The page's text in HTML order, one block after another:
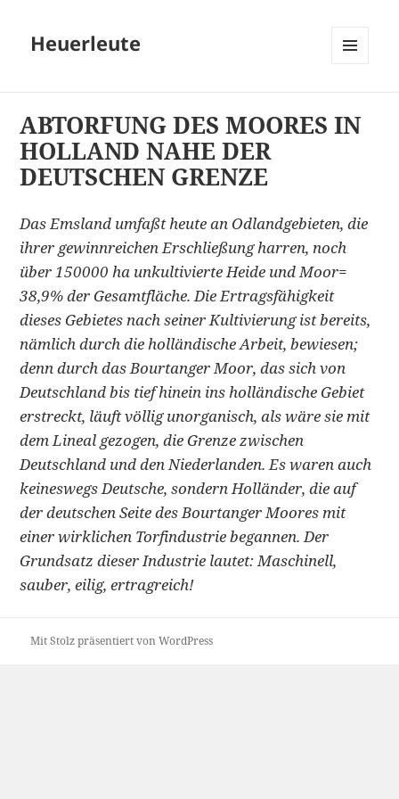
Heuerleute
ABTORFUNG DES MOORES IN
HOLLAND NAHE DER
DEUTSCHEN GRENZE
Das Emsland umfaßt heute an Odlandgebieten, die
ihrer gewinnreichen Erschließung harren, noch
über 150000 ha unkultivierte Heide und Moor=
38,9% der Gesamtfläche. Die Ertragsfähigkeit
dieses Gebietes nach seiner Kultivierung ist bereits,
nämlich durch die holländische Arbeit, bewiesen;
denn durch das Bourtanger Moor, das sich von
Deutschland bis tief hinein ins holländische Gebiet
erstreckt, läuft völlig unorganisch, als wäre sie mit
dem Lineal gezogen, die Grenze zwischen
Deutschland und den Niederlanden. Es waren auch
keineswegs Deutsche, sondern Holländer, die auf
der deutschen Seite des Bourtanger Moores mit
einer wirklichen Torfindustrie begannen. Der
Grundsatz dieser Industrie lautet: Maschinell,
sauber, eilig, ertragreich!
Mit Stolz präsentiert von WordPress